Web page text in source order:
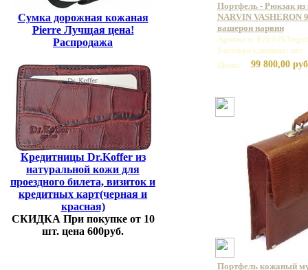
Сумка дорожная кожаная
Pierre Лучщая цена!
Распродажа
Кредитницы Dr.Koffer из
натуральной кожи для
проездного билета, визиток и
кредитных карт(черная и
красная)
СКИДКА При покупке от 10
шт. цена 600руб.
Портфель - Рюкзак
NARVIN VASHERON
вашерон нарвин
Артикул: 9764-
Базовая единица: шт
Цена:
99 800,00
Портфель кожаный